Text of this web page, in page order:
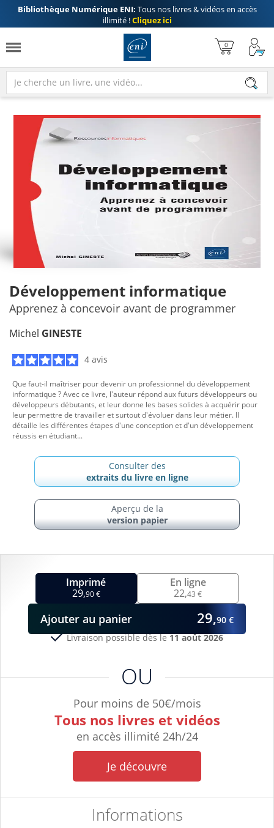
Bibliothèque Numérique ENI: Tous nos livres & vidéos en accès
illimité !Cliquez ici
Développement informatique
Apprenez à concevoir avant de programmer
Michel GINESTE
4 avis
Imprimé
29,90 €
OU
Pour moins de 50€/mois
Tous nos livres et vidéos
en accès illimité 24h/24
Je découvre
Informations
Livraison possible dès le11 août 2026
En ligne
22,43 €
Ajouter au panier 29,90 €
Que faut-il maîtriser pour devenir un professionnel du développement
informatique ? Avec ce livre, l'auteur répond aux futurs développeurs ou
développeurs débutants, et leur donne les bases solides à acquérir pour
leur permettre de travailler et surtout d'évoluer dans leur métier. Il
détaille les différentes étapes d'une conception et d'un développement
réussis en étudiant...
Consulter des
extraits du livre en ligne
Aperçu de la
version papier